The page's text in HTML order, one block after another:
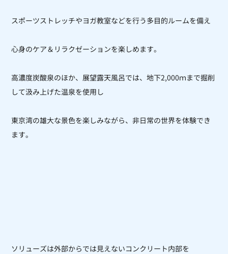
スポーツストレッチやヨガ教室などを行う多目的ルームを備え
心身のケア＆リラクゼーションを楽しめます。
高濃度炭酸泉のほか、展望露天風呂では、地下2,000ｍまで掘削
して汲み上げた温泉を使用し
東京湾の雄大な景色を楽しみながら、非日常の世界を体験でき
ます。
ソリューズは外部からでは見えないコンクリート内部を